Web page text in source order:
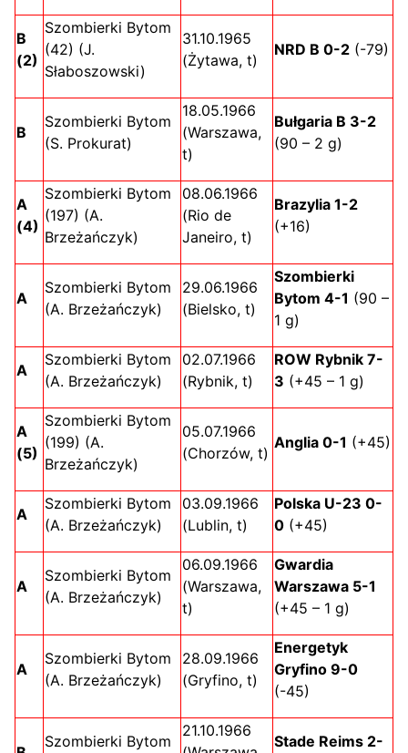
B
(2)
Szombierki Bytom
(42) (J.
Słaboszowski)
31.10.1965
(Żytawa, t)
NRD B 0-2 (-79)
B
Szombierki Bytom
(S. Prokurat)
18.05.1966
(Warszawa,
t)
Bułgaria B 3-2
(90 – 2 g)
A
(4)
Szombierki Bytom
(197) (A.
Brzeżańczyk)
08.06.1966
(Rio de
Janeiro, t)
Brazylia 1-2
(+16)
A
Szombierki Bytom
(A. Brzeżańczyk)
29.06.1966
(Bielsko, t)
Szombierki
Bytom 4-1 (90 –
1 g)
A
Szombierki Bytom
(A. Brzeżańczyk)
02.07.1966
(Rybnik, t)
ROW Rybnik 7-
3 (+45 – 1 g)
A
(5)
Szombierki Bytom
(199) (A.
Brzeżańczyk)
05.07.1966
(Chorzów, t)
Anglia 0-1 (+45)
A
Szombierki Bytom
(A. Brzeżańczyk)
03.09.1966
(Lublin, t)
Polska U-23 0-
0 (+45)
A
Szombierki Bytom
(A. Brzeżańczyk)
06.09.1966
(Warszawa,
t)
Gwardia
Warszawa 5-1
(+45 – 1 g)
A
Szombierki Bytom
(A. Brzeżańczyk)
28.09.1966
(Gryfino, t)
Energetyk
Gryfino 9-0
(-45)
Szombierki Bytom
21.10.1966
Stade Reims 2-